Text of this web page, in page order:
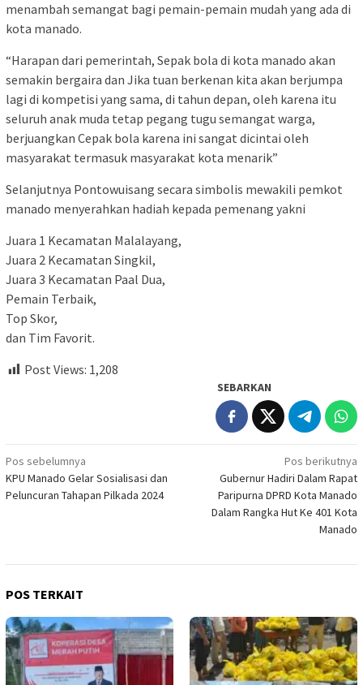
menambah semangat bagi pemain-pemain mudah yang ada di
kota manado.
“Harapan dari pemerintah, Sepak bola di kota manado akan
semakin bergaira dan Jika tuan berkenan kita akan berjumpa
lagi di kompetisi yang sama, di tahun depan, oleh karena itu
seluruh anak muda tetap pegang tugu semangat warga,
berjuangkan Cepak bola karena ini sangat dicintai oleh
masyarakat termasuk masyarakat kota menarik”
Selanjutnya Pontowuisang secara simbolis mewakili pemkot
manado menyerahkan hadiah kepada pemenang yakni
Juara 1 Kecamatan Malalayang,
Juara 2 Kecamatan Singkil,
Juara 3 Kecamatan Paal Dua,
Pemain Terbaik,
Top Skor,
dan Tim Favorit.
Post Views: 1,208
SEBARKAN
Navigasi
pos
Pos sebelumnya
KPU Manado Gelar Sosialisasi dan
Peluncuran Tahapan Pilkada 2024
Pos berikutnya
Gubernur Hadiri Dalam Rapat
Paripurna DPRD Kota Manado
Dalam Rangka Hut Ke 401 Kota
Manado
POS TERKAIT